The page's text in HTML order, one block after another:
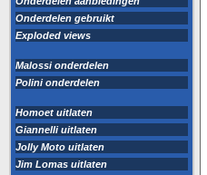
Onderdelen gebruikt
Exploded views
Malossi onderdelen
Polini onderdelen
Homoet uitlaten
Giannelli uitlaten
Jolly Moto uitlaten
Jim Lomas uitlaten